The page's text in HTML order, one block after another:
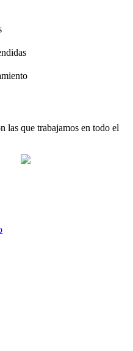
las que trabajamos en todo el